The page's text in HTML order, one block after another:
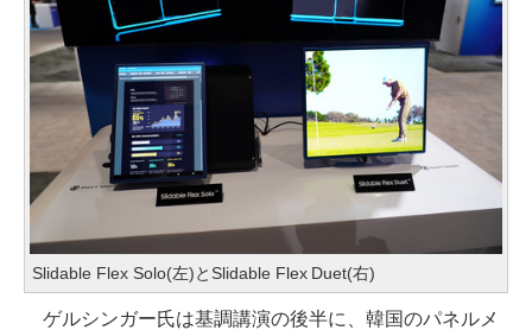
Slidable Flex Solo(左)とSlidable Flex Duet(右)
ゲルシンガー氏は基調講演の後半に、韓国のパネルメ